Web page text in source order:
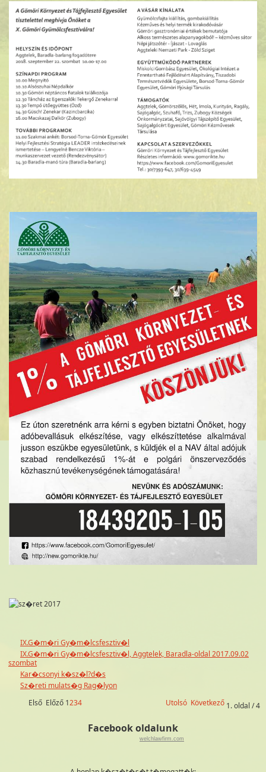
IX.G�m�ri Gy�m�lcsfesztiv�l
IX.G�m�ri Gy�m�lcsfesztiv�l, Aggtelek, Baradla-oldal 2017.09.02
szombat
Kar�csonyi k�sz�l?d�s
Sz�reti mulats�g Rag�lyon
1. oldal / 4
Első Előző 1234 Következő
Utolsó
Facebook oldalunk
welchlawfirm.com